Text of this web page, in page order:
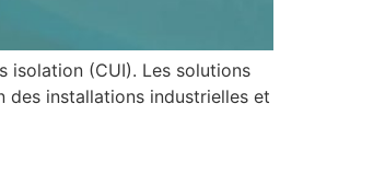
isolation (CUI). Les solutions
des installations industrielles et